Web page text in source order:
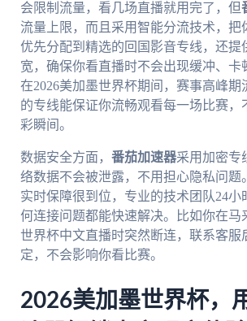
会限制流量，看几场直播就用完了，但
流量上限，而且采用智能分流技术，把
优先分配到精选的回国影音专线，还提
宽，确保你看直播时不会出现缓冲、卡
在2026美加墨世界杯期间，赛事高峰期
的专线能保证你流畅观看每一场比赛，
彩瞬间。
数据安全方面， 番茄加速器采用加密专
络数据不会被泄露，不用担心隐私问题
实时保障很到位，专业的技术团队24小
何连接问题都能快速解决。比如你在马
世界杯中文直播时突然断连，联系客服
定，不会影响你看比赛。
2026美加墨世界杯，